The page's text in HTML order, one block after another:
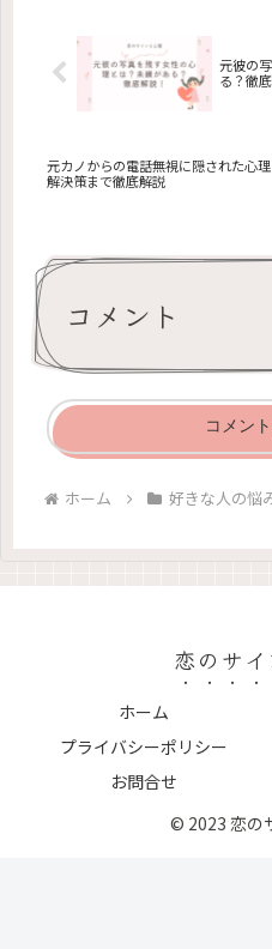
元彼の
る？徹
元カノからの電話無視に隠された心理
解決策まで徹底解説
コメント
コメン
ホーム 好きな人の悩
恋のサ
ホーム
プライバシーポリシー
お問合せ
© 2023 恋の